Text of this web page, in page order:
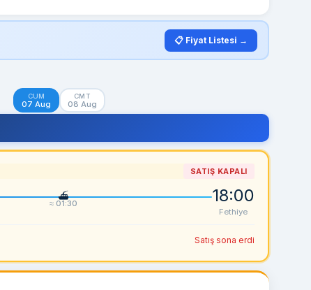
📋 Fiyat Listesi →
CUM
07 Aug
CMT
08 Aug
SATIŞ KAPALI
≈ 01:30 18:00
Fethiye
Satış sona erdi